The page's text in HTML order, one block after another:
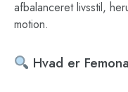
afbalanceret livsstil,
motion.
Hvad er